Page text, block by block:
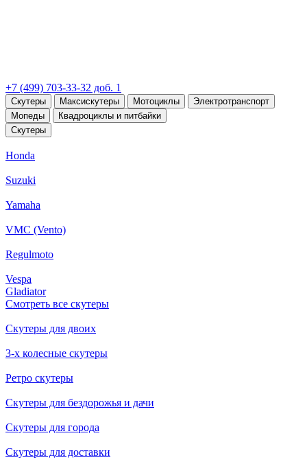
+7 (499) 703-33-32 доб. 1
Скутеры Максискутеры Мотоциклы
Электротранспорт
Мопеды
Квадроциклы и питбайки
Скутеры
Honda
Suzuki
Yamaha
VMC (Vento)
Regulmoto
Vespa
Gladiator
Смотреть все скутеры
Скутеры для двоих
3-х колесные скутеры
Ретро скутеры
Скутеры для бездорожья и дачи
Скутеры для города
Скутеры для доставки